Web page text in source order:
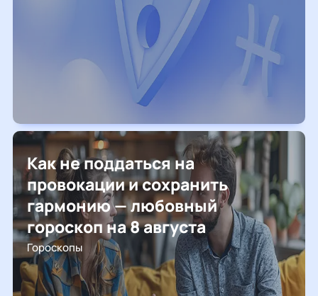
Как не поддаться на
провокации и сохранить
гармонию — любовный
гороскоп на 8 августа
Гороскопы